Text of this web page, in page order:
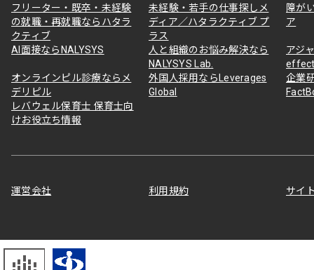
フリーター・既卒・未経験
の就職・再就職ならハタラ
クティブ
未経験・若手の仕事探しメ
ディア／ハタラクティブ プ
ラス
障が
ア
AI面接ならNALYSYS
人と組織のお悩み解決なら
NALYSYS Lab.
アジ
オンラインピル診療ならメ
デリピル
外国人採用ならLeverages
Global
企業
レバウェル保育士 保育士向
けお役立ち情報
運営会社 利用規約 サイ